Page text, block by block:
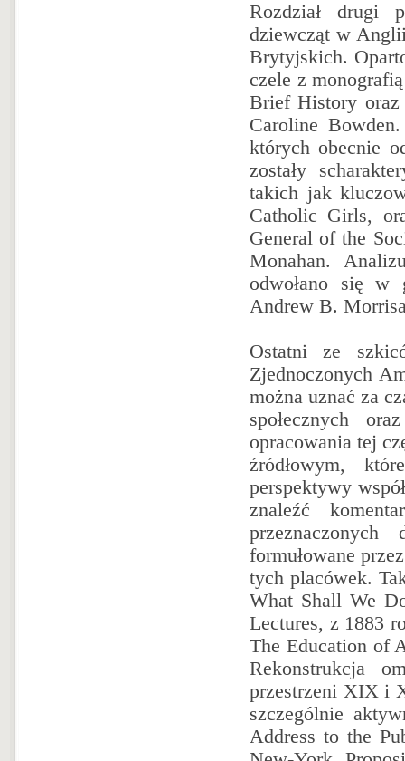
Rozdział drugi
dziewcząt w
Brytyjskich.
czele z
Brief History oraz
Caroline
których obecnie
zostały
takich jak
Catholic Girls,
General of the
Monahan.
odwołano się w
Andrew B.
Ostatni ze
Zjednoczonych
można uznać za
społecznych
opracowania tej
źródłowym,
perspektywy
znaleźć
formułowane
tych placówek.
What Shall We
Lectures, z 1883
The Education of
Rekonstrukcja
przestrzeni XIX i
szczególnie
Address to the